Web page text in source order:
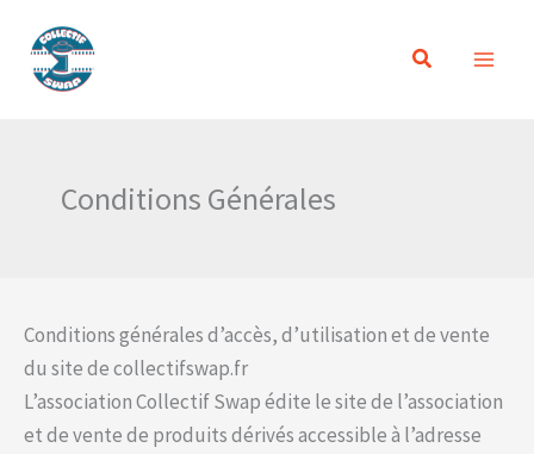
contenu
Rechercher
Conditions Générales
Conditions générales d’accès, d’utilisation et de vente
du site de collectifswap.fr
L’association Collectif Swap édite le site de l’association
et de vente de produits dérivés accessible à l’adresse